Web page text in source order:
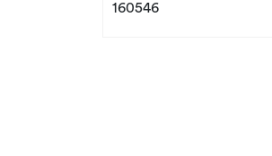
160546